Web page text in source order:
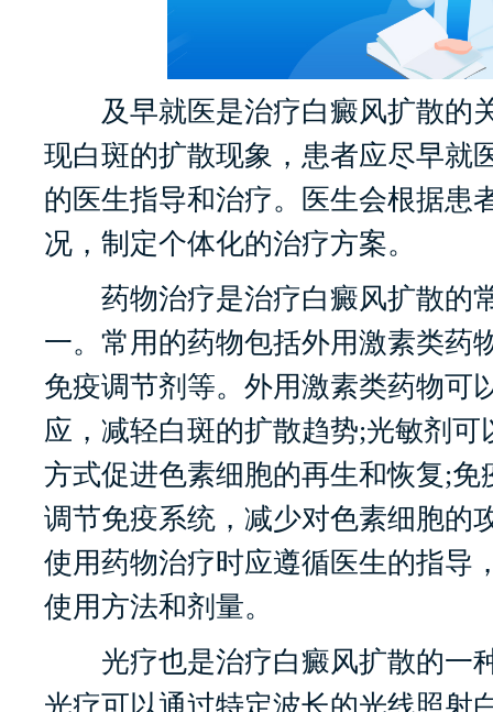
及早就医是治疗白癜风扩散的
现白斑的扩散现象，患者应尽早就
的医生指导和治疗。医生会根据患
况，制定个体化的治疗方案。
药物治疗是治疗白癜风扩散的
一。常用的药物包括外用激素类药
免疫调节剂等。外用激素类药物可
应，减轻白斑的扩散趋势;光敏剂可
方式促进色素细胞的再生和恢复;免
调节免疫系统，减少对色素细胞的
使用药物治疗时应遵循医生的指导
使用方法和剂量。
光疗也是治疗白癜风扩散的一